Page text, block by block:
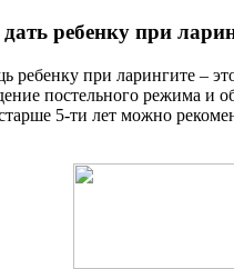
ребенку при
ребенку при ларингите –
постельного режима и
5-ти лет можно